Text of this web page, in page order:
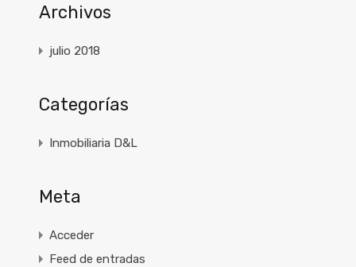
Archivos
julio 2018
Categorías
Inmobiliaria D&L
Meta
Acceder
Feed de entradas